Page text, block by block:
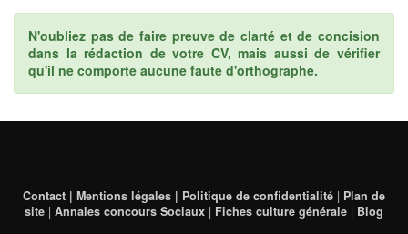
N'oubliez pas de faire preuve de clarté et de concision
dans la rédaction de votre CV, mais aussi de vérifier
qu'il ne comporte aucune faute d'orthographe.
Contact | Mentions légales | Politique de confidentialité | Plan de
site | Annales concours Sociaux | Fiches culture générale | Blog